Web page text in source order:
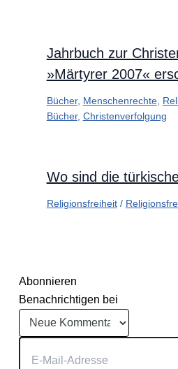
Jahrbuch zur
»Märtyrer 2007«
Bücher, Menschenrechte,
Bücher, Christenverfolgung
Wo sind die
Religionsfreiheit/
Abonnieren
Benachrichtigen bei